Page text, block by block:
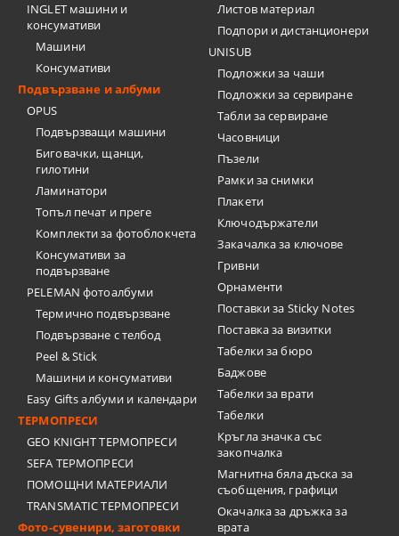
INGLET машини и
консумативи
Машини
Консумативи
Подвързване и албуми
OPUS
Подвързващи машини
Биговачки, щанци,
гилотини
Ламинатори
Топъл печат и преге
Комплекти за фотоблокчета
Консумативи за
подвързване
PELEMAN фотоалбуми
Термично подвързване
Подвързване с телбод
Peel & Stick
Машини и консумативи
Easy Gifts албуми и календари
ТЕРМОПРЕСИ
GEO KNIGHT ТЕРМОПРЕСИ
SEFA ТЕРМОПРЕСИ
ПОМОЩНИ МАТЕРИАЛИ
TRANSMATIC ТЕРМОПРЕСИ
Фото-сувенири, заготовки
Листов материал
Подпори и дистанционери
UNISUB
Подложки за чаши
Подложки за сервиране
Табли за сервиране
Часовници
Пъзели
Рамки за снимки
Плакети
Ключодържатели
Закачалка за ключове
Гривни
Орнаменти
Поставки за Sticky Notes
Поставка за визитки
Tабелки за бюро
Баджове
Табелки за врати
Табелки
Кръгла значка със
закопчалка
Магнитна бяла дъска за
съобщения, графици
Окачалка за дръжка за
врата